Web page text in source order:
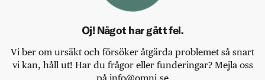
Oj! Något har gått fel.
Vi ber om ursäkt och försöker åtgärda problemet så snart
vi kan, håll ut! Har du frågor eller funderingar? Mejla oss